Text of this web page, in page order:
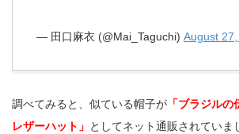
— 田口麻衣 (@Mai_Taguchi) August
調べてみると、似ている帽子が 「ブラジル
レザーハット」 としてネット通販されていま